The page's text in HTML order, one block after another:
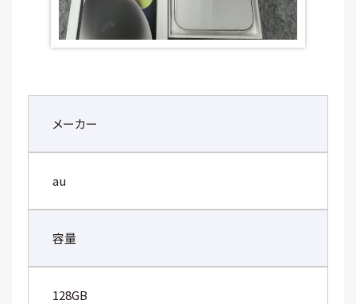
メーカー
au
容量
128GB